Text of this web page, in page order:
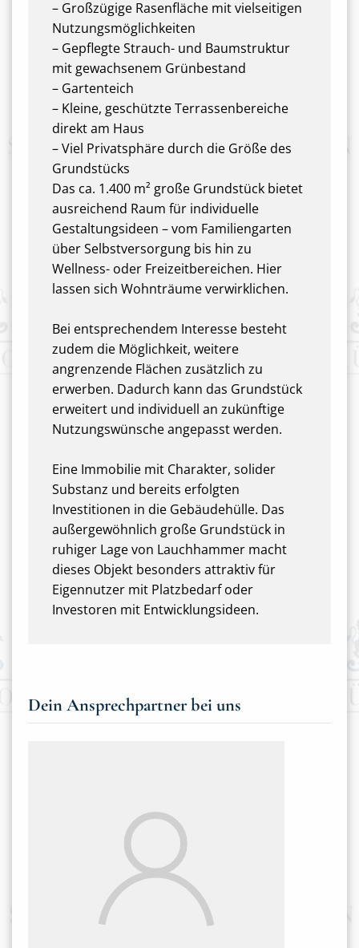
– Großzügige Rasenfläche mit vielseitigen
Nutzungsmöglichkeiten
– Gepflegte Strauch- und Baumstruktur
mit gewachsenem Grünbestand
– Gartenteich
– Kleine, geschützte Terrassenbereiche
direkt am Haus
– Viel Privatsphäre durch die Größe des
Grundstücks
Das ca. 1.400 m² große Grundstück bietet
ausreichend Raum für individuelle
Gestaltungsideen – vom Familiengarten
über Selbstversorgung bis hin zu
Wellness- oder Freizeitbereichen. Hier
lassen sich Wohnträume verwirklichen.
Bei entsprechendem Interesse besteht
zudem die Möglichkeit, weitere
angrenzende Flächen zusätzlich zu
erwerben. Dadurch kann das Grundstück
erweitert und individuell an zukünftige
Nutzungswünsche angepasst werden.
Eine Immobilie mit Charakter, solider
Substanz und bereits erfolgten
Investitionen in die Gebäudehülle. Das
außergewöhnlich große Grundstück in
ruhiger Lage von Lauchhammer macht
dieses Objekt besonders attraktiv für
Eigennutzer mit Platzbedarf oder
Investoren mit Entwicklungsideen.
Dein Ansprechpartner bei uns